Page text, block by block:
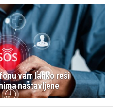
vam lahko reši
nastavljene